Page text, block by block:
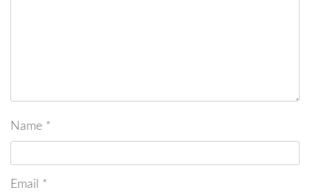
Name *
Email *